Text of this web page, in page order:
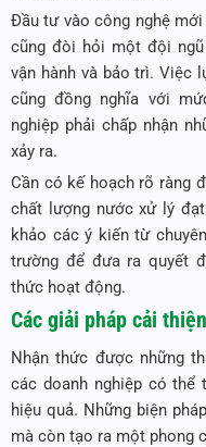
Đầu tư vào công nghệ
cũng đòi hỏi một đội
vận hành và bảo trì. Việc
cũng đồng nghĩa với
nghiệp phải chấp nhận
xảy ra.
Cần có kế hoạch rõ ràng
chất lượng nước xử lý
khảo các ý kiến từ
trường để đưa ra quyết
thức hoạt động.
Các giải pháp cải
Nhận thức được những
các doanh nghiệp có
hiệu quả. Những biện
mà còn tạo ra một phong